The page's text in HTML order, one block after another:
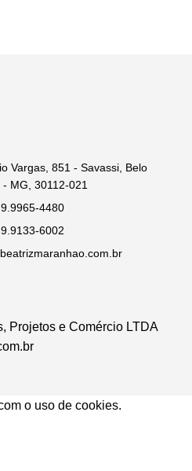
Vargas, 851 - Savassi, Belo
MG, 30112-021
4480
6002
Projetos e Comércio LTDA
o uso de cookies.